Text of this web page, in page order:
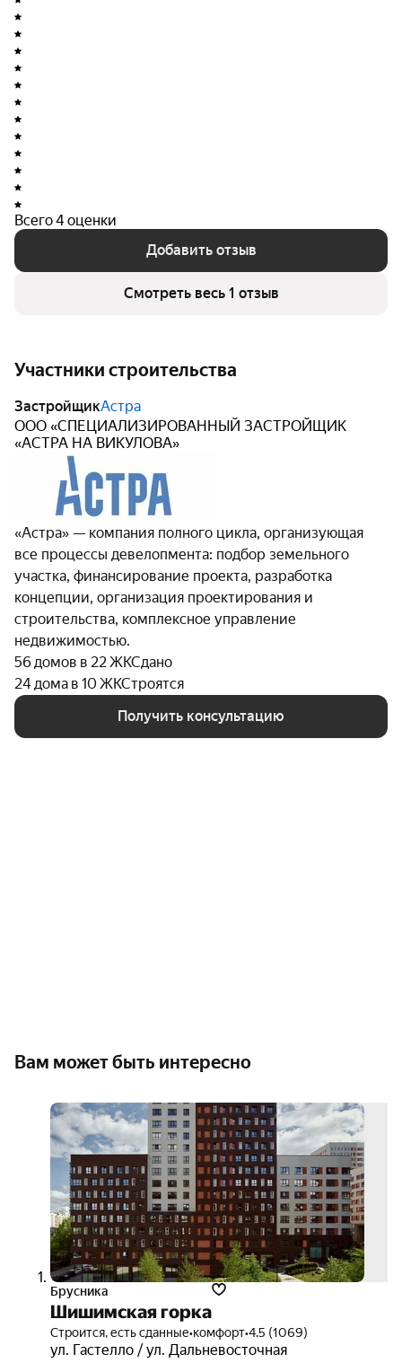
организаций, составляемого Гильдией Строителей
Урала.
Всего 4 оценки
Добавить отзыв
Смотреть весь 1 отзыв
Участники строительства
ЗастройщикАстра
ООО «СПЕЦИАЛИЗИРОВАННЫЙ ЗАСТРОЙЩИК
«АСТРА НА ВИКУЛОВА»
«Астра» — компания полного цикла, организующая
все процессы девелопмента: подбор земельного
участка, финансирование проекта, разработка
концепции, организация проектирования и
строительства, комплексное управление
недвижимостью.
56 домов в 22 ЖКСдано
24 дома в 10 ЖКСтроятся
Получить консультацию
Вам может быть интересно
Брусника
Шишимская горка
Строится, есть сданные•комфорт•4.5 (1069)
ул. Гастелло / ул. Дальневосточная